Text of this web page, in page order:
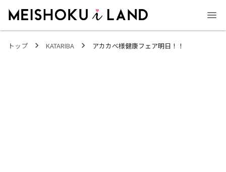
トップ KATARIBA アカカベ様健康フェア明日！！